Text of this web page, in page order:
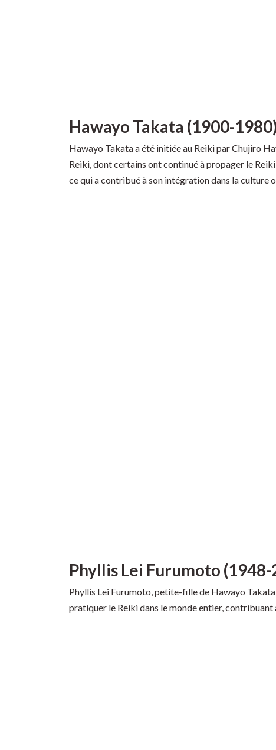
Hawayo Takata (1900-
Hawayo Takata a été initiée au Reiki par Chujiro
Reiki, dont certains ont continué à propager le
ce qui a contribué à son intégration dans la culture
Phyllis Lei Furumoto
Phyllis Lei Furumoto, petite-fille de Hawayo
pratiquer le Reiki dans le monde entier,